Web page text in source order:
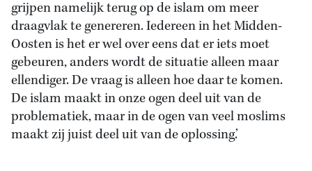
grijpen namelijk terug op de islam om meer
draagvlak te genereren. Iedereen in het Midden-
Oosten is het er wel over eens dat er iets moet
gebeuren, anders wordt de situatie alleen maar
ellendiger. De vraag is alleen hoe daar te komen.
De islam maakt in onze ogen deel uit van de
problematiek, maar in de ogen van veel moslims
maakt zij juist deel uit van de oplossing.’